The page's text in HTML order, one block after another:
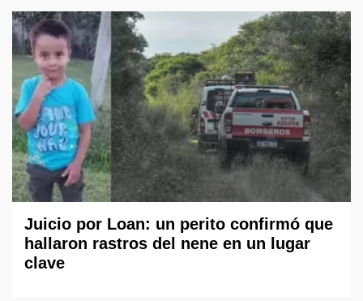
Juicio por Loan: un perito confirmó que
hallaron rastros del nene en un lugar
clave